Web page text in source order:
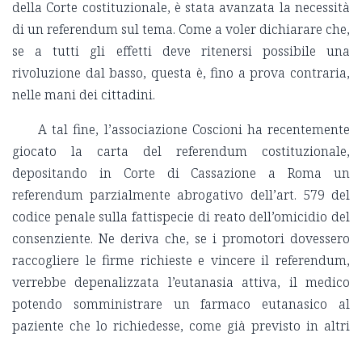
della Corte costituzionale, è stata avanzata la necessità
di un referendum sul tema. Come a voler dichiarare che,
se a tutti gli effetti deve ritenersi possibile una
rivoluzione dal basso, questa è, fino a prova contraria,
nelle mani dei cittadini.
A tal fine, l’associazione Coscioni ha recentemente
giocato la carta del referendum costituzionale,
depositando in Corte di Cassazione a Roma un
referendum parzialmente abrogativo dell’art. 579 del
codice penale sulla fattispecie di reato dell’omicidio del
consenziente. Ne deriva che, se i promotori dovessero
raccogliere le firme richieste e vincere il referendum,
verrebbe depenalizzata l’eutanasia attiva, il medico
potendo somministrare un farmaco eutanasico al
paziente che lo richiedesse, come già previsto in altri